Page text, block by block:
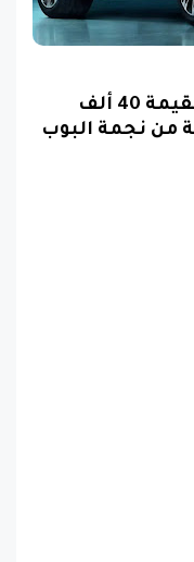
مسابقة ربح سيارة لاند روفر بقيمة 40 ألف
من نجمة البوب